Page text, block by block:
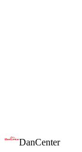
DanCenter